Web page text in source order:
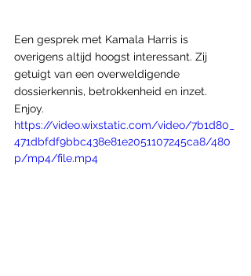
Een gesprek met Kamala Harris is
overigens altijd hoogst interessant. Zij
getuigt van een overweldigende
dossierkennis, betrokkenheid en inzet.
Enjoy.
https://video.wixstatic.com/video/7b1d80_
471dbfdf9bbc438e81e2051107245ca8/480
p/mp4/file.mp4